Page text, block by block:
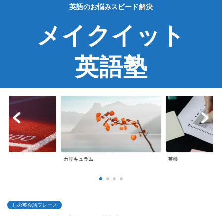
英語のお悩みスピード解決
メイクイット
英語塾
英検 英会話
しの英会話フレーズ